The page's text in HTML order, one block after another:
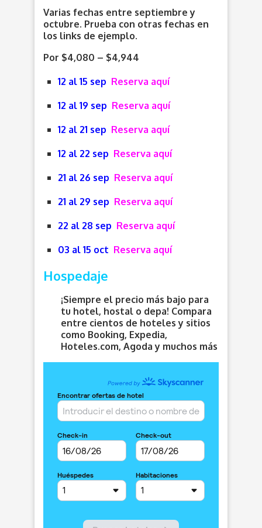
Varias fechas entre septiembre y
octubre. Prueba con otras fechas en
los links de ejemplo.
Por $4,080 – $4,944
12 al 15 sep Reserva aquí
12 al 19 sep Reserva aquí
12 al 21 sep Reserva aquí
12 al 22 sep Reserva aquí
21 al 26 sep Reserva aquí
21 al 29 sep Reserva aquí
22 al 28 sep Reserva aquí
03 al 15 oct Reserva aquí
Hospedaje
¡Siempre el precio más bajo para
tu hotel, hostal o depa! Compara
entre cientos de hoteles y sitios
como Booking, Expedia,
Hoteles.com, Agoda y muchos más